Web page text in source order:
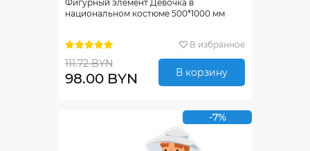
Фигурный элемент Девочка в
национальном костюме 500*1000 мм
В избранное
111.72 BYN
98.00 BYN В корзину
-7%